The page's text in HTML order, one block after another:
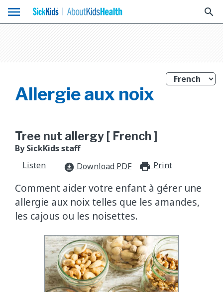
menu search
Allergie aux noix
Tree nut allergy [ French ]
By SickKids staff
Listen
download_for_offline Download PDF Print
Comment aider votre enfant à gérer une
allergie aux noix telles que les amandes,
les cajous ou les noisettes.